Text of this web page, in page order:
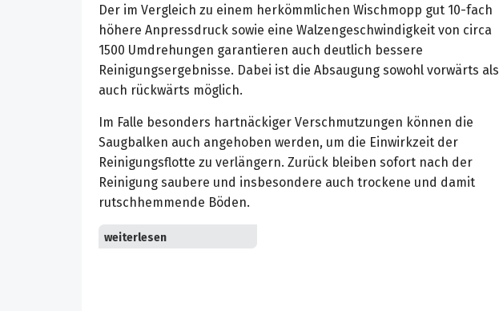
Der im Vergleich zu einem herkömmlichen Wischmopp gut 10-fach
höhere Anpressdruck sowie eine Walzengeschwindigkeit von circa
1500 Umdrehungen garantieren auch deutlich bessere
Reinigungsergebnisse. Dabei ist die Absaugung sowohl vorwärts als
auch rückwärts möglich.
Im Falle besonders hartnäckiger Verschmutzungen können die
Saugbalken auch angehoben werden, um die Einwirkzeit der
Reinigungsflotte zu verlängern. Zurück bleiben sofort nach der
Reinigung saubere und insbesondere auch trockene und damit
rutschhemmende Böden.
Das sehr mobile, kabellose Gerät eignet sich ideal zum Reinigen von
Böden in kleinen Ladengeschäften, Restaurants,